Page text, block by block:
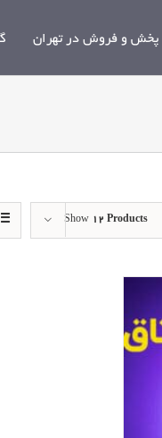
پخش و فروش در تهران
Show 12 Products